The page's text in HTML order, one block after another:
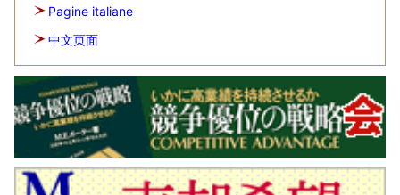
Pagine italiane
中文页面